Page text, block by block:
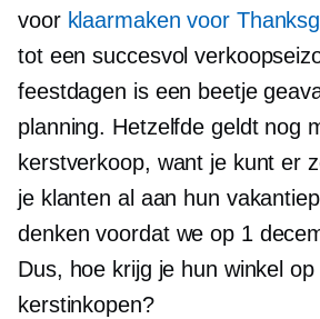
voor klaarmaken voor
tot een succesvol
feestdagen is een beetje
planning. Hetzelfde geldt nog
kerstverkoop, want je kunt er
je klanten al aan hun
denken voordat we op 1
Dus, hoe krijg je hun winkel
kerstinkopen?